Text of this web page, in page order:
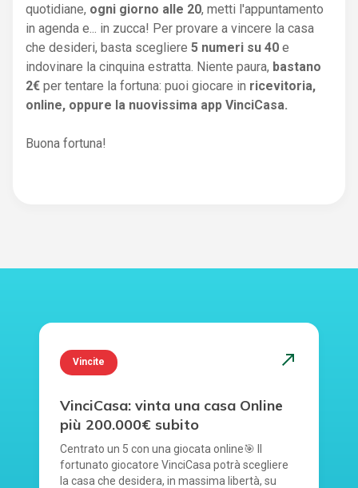
quotidiane, ogni giorno alle 20, metti l'appuntamento
in agenda e... in zucca! Per provare a vincere la casa
che desideri, basta scegliere 5 numeri su 40 e
indovinare la cinquina estratta. Niente paura, bastano
2€ per tentare la fortuna: puoi giocare in ricevitoria,
online, oppure la nuovissima app VinciCasa.
Buona fortuna!
Vincite north_east
VinciCasa: vinta una casa Online
più 200.000€ subito
Centrato un 5 con una giocata online🎯 Il
fortunato giocatore VinciCasa potrà scegliere
la casa che desidera, in massima libertà, su